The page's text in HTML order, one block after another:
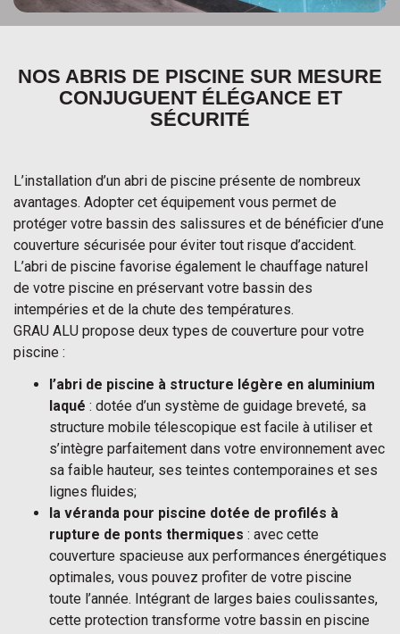
NOS ABRIS DE PISCINE SUR MESURE
CONJUGUENT ÉLÉGANCE ET
SÉCURITÉ
L’installation d’un abri de piscine présente de nombreux
avantages. Adopter cet équipement vous permet de
protéger votre bassin des salissures et de bénéficier d’une
couverture sécurisée pour éviter tout risque d’accident.
L’abri de piscine favorise également le chauffage naturel
de votre piscine en préservant votre bassin des
intempéries et de la chute des températures.
GRAU ALU propose deux types de couverture pour votre
piscine :
l’abri de piscine à structure légère en aluminium
laqué : dotée d’un système de guidage breveté, sa
structure mobile télescopique est facile à utiliser et
s’intègre parfaitement dans votre environnement avec
sa faible hauteur, ses teintes contemporaines et ses
lignes fluides;
la véranda pour piscine dotée de profilés à
rupture de ponts thermiques : avec cette
couverture spacieuse aux performances énergétiques
optimales, vous pouvez profiter de votre piscine
toute l’année. Intégrant de larges baies coulissantes,
cette protection transforme votre bassin en piscine